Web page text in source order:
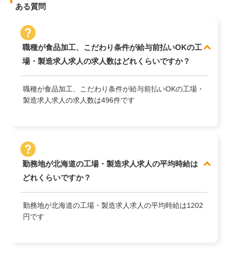
ある質問
職種が食品加工、こだわり条件が給与前払いOKの工
場・製造求人求人の求人数はどれくらいですか？
職種が食品加工、こだわり条件が給与前払いOKの工場・
製造求人求人の求人数は496件です
勤務地が北海道の工場・製造求人求人の平均時給は
どれくらいですか？
勤務地が北海道の工場・製造求人求人の平均時給は1202
円です